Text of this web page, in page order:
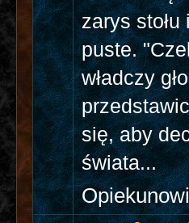
zarys
puste.
władczy
się, aby
świata...